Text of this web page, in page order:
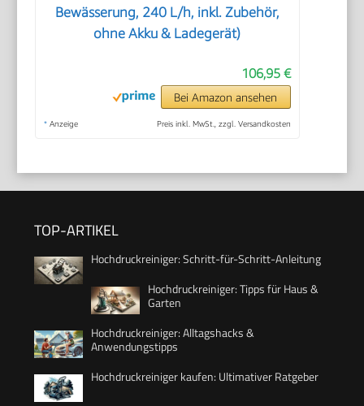
Bewässerung, 240 L/h, inkl. Zubehör,
ohne Akku & Ladegerät)
106,95 €
Bei Amazon ansehen
* Anzeige Preis inkl. MwSt., zzgl. Versandkosten
TOP-ARTIKEL
Hochdruckreiniger: Schritt-für-Schritt-Anleitung
Hochdruckreiniger: Tipps für Haus &
Garten
Hochdruckreiniger: Alltagshacks &
Anwendungstipps
Hochdruckreiniger kaufen: Ultimativer Ratgeber